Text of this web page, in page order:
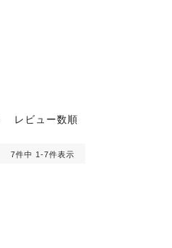
レビュー数順
7件中 1 -7件表示